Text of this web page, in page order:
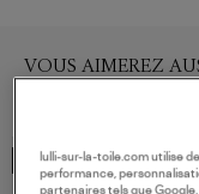
VOUS AIMEREZ
MADE IN FRANCE
lulli-sur-la-toile.com utilise
performance,
partenaires tels que